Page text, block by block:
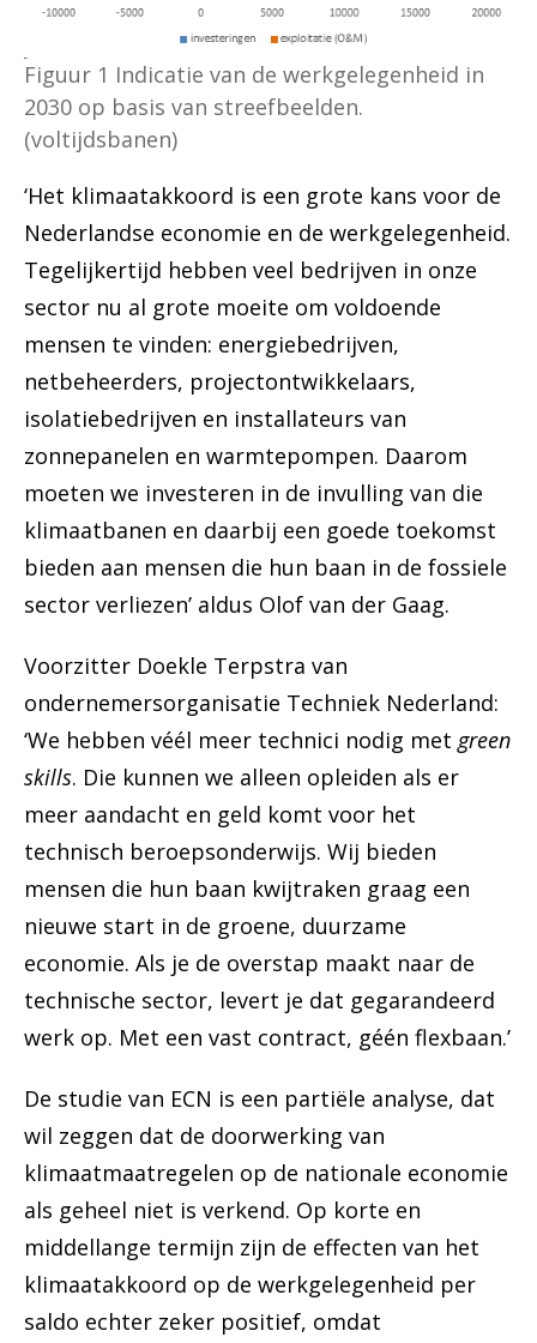
Figuur 1 Indicatie van de werkgelegenheid in
2030 op basis van streefbeelden.
(voltijdsbanen)
‘Het klimaatakkoord is een grote kans voor de
Nederlandse economie en de werkgelegenheid.
Tegelijkertijd hebben veel bedrijven in onze
sector nu al grote moeite om voldoende
mensen te vinden: energiebedrijven,
netbeheerders, projectontwikkelaars,
isolatiebedrijven en installateurs van
zonnepanelen en warmtepompen. Daarom
moeten we investeren in de invulling van die
klimaatbanen en daarbij een goede toekomst
bieden aan mensen die hun baan in de fossiele
sector verliezen’ aldus Olof van der Gaag.
Voorzitter Doekle Terpstra van
ondernemersorganisatie Techniek Nederland:
‘We hebben véél meer technici nodig met green
skills. Die kunnen we alleen opleiden als er
meer aandacht en geld komt voor het
technisch beroepsonderwijs. Wij bieden
mensen die hun baan kwijtraken graag een
nieuwe start in de groene, duurzame
economie. Als je de overstap maakt naar de
technische sector, levert je dat gegarandeerd
werk op. Met een vast contract, géén flexbaan.’
De studie van ECN is een partiële analyse, dat
wil zeggen dat de doorwerking van
klimaatmaatregelen op de nationale economie
als geheel niet is verkend. Op korte en
middellange termijn zijn de effecten van het
klimaatakkoord op de werkgelegenheid per
saldo echter zeker positief, omdat